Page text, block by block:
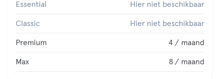
Essential Hier niet beschikbaar
Classic Hier niet beschikbaar
Premium 4 / maand
Max 8 / maand